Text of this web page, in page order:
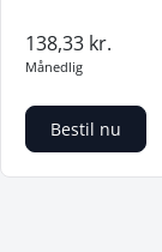
138,33 kr.
Månedlig
Bestil nu